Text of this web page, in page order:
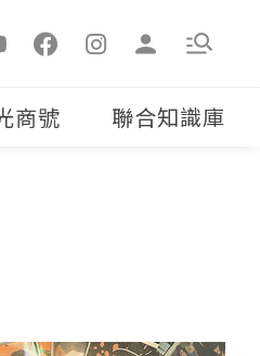
商號 聯合知識庫